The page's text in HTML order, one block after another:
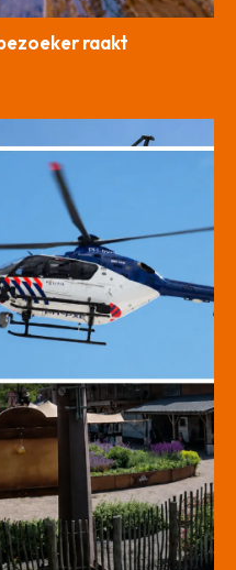
raakt